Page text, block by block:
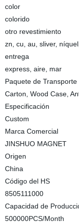
color
colorido
otro revestimiento
zn, cu, au, sliver,
entrega
express, aire, mar
Paquete de Transporte
Carton, Wood Case,
Especificación
Custom
Marca Comercial
JINSHUO MAGNET
Origen
China
Código del HS
8505111000
Capacidad de
500000PCS/Month